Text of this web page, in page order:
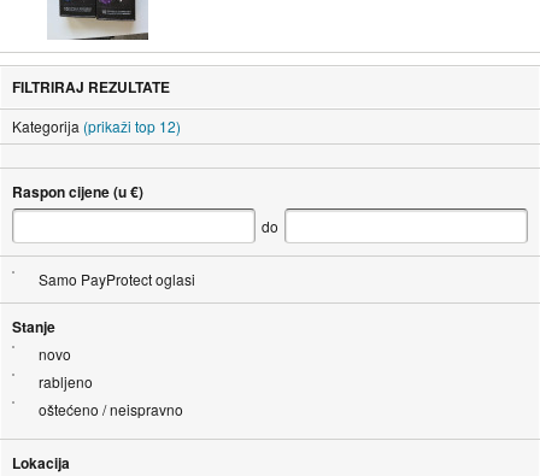
FILTRIRAJ REZULTATE
Kategorija (prikaži top 12)
Raspon cijene (u €)
do
Samo PayProtect oglasi
Stanje
novo
rabljeno
oštećeno / neispravno
Lokacija